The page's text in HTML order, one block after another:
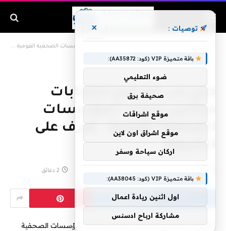
فتح باب الترشح لانتخابات مجالس إدارات المؤسسات الصحفية القومية.. تعرف على الشروط
فتح باب الترشح لانتخابات
مجالس إدارات المؤسسات
الصحفية القومية.. تعرف على
الشروط
2 دقائق
توصيات : ×
باقة متميزة VIP (كود: AA35872):
ضوء التعليمي
صحيفة برق
موقع اشراقات
موقع اشراق اون لاين
اركان سياحة وسفر
باقة متميزة VIP (كود: AA38045):
اول اثنين ريادة اعمال
مشاركة ارباح ادسنس